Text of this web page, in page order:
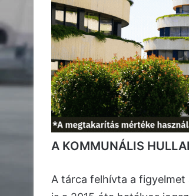
A KOMMUNÁLIS
A tárca felhívta a